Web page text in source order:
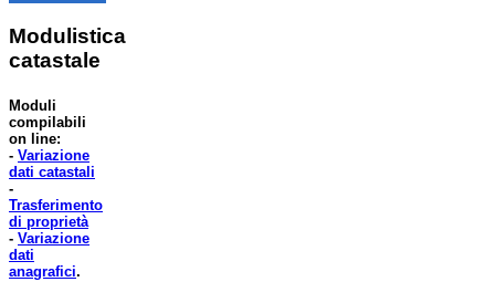
Modulistica
catastale
Moduli
compilabili
on line:
- Variazione
dati catastali
-
Trasferimento
di proprietà
- Variazione
dati
anagrafici.